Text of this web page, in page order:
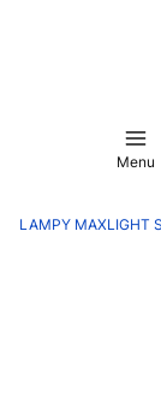
Menu
LAMPY MAXLIGHT